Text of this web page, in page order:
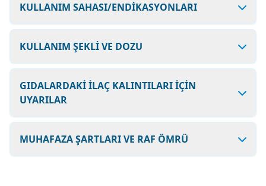
KULLANIM SAHASI/ENDİKASYONLARI
KULLANIM ŞEKLİ VE DOZU
GIDALARDAKİ İLAÇ KALINTILARI İÇİN
UYARILAR
MUHAFAZA ŞARTLARI VE RAF ÖMRÜ